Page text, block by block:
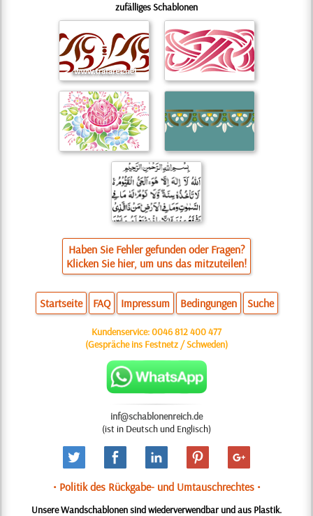
zufälliges Schablonen
Haben Sie Fehler gefunden oder Fragen?
Klicken Sie hier, um uns das mitzuteilen!
Startseite FAQ Impressum Bedingungen Suche
Kundenservice:0046 812 400 477
(Gespräche ins Festnetz / Schweden)
inf@schablonenreich.de
(ist in Deutsch und Englisch)
• Politik des Rückgabe- und Umtauschrechtes •
Unsere Wandschablonen sind wiederverwendbar und aus Plastik.